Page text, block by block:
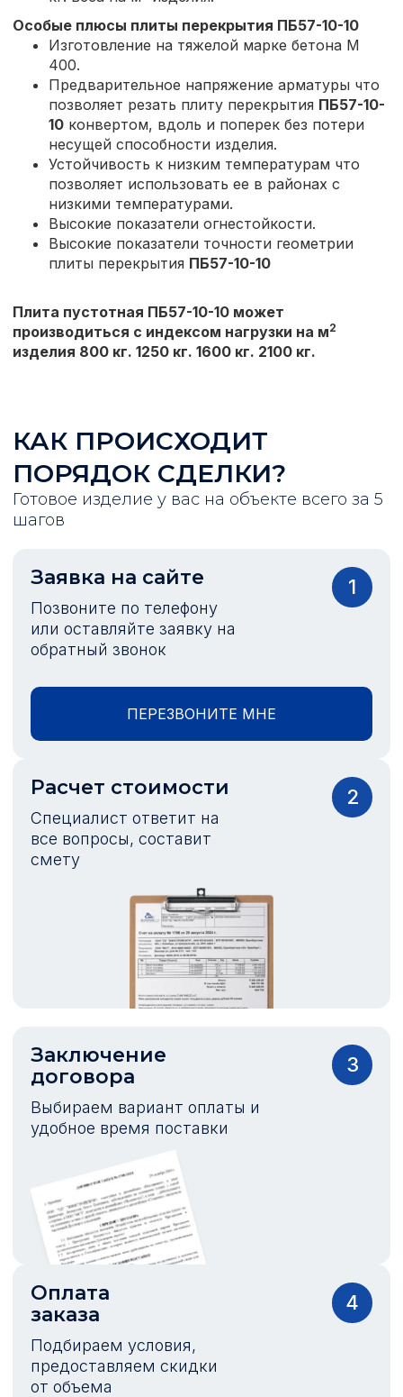
Особые плюсы плиты перекрытия ПБ57-10-10
Изготовление на тяжелой марке бетона М
400.
Предварительное напряжение арматуры что
позволяет резать плиту перекрытия ПБ57-10-
10 конвертом, вдоль и поперек без потери
несущей способности изделия.
Устойчивость к низким температурам что
позволяет использовать ее в районах с
низкими температурами.
Высокие показатели огнестойкости.
Высокие показатели точности геометрии
плиты перекрытия ПБ57-10-10
Плита пустотная ПБ57-10-10 может
производиться с индексом нагрузки на м2
изделия 800 кг. 1250 кг. 1600 кг. 2100 кг.
КАК ПРОИСХОДИТ
ПОРЯДОК СДЕЛКИ?
Готовое изделие у вас на объекте всего за 5
шагов
Заявка на сайте
Позвоните по телефону
или оставляйте заявку на
обратный звонок
1
ПЕРЕЗВОНИТЕ МНЕ
Расчет стоимости
Специалист ответит на
все вопросы, составит
смету
2
Заключение
договора
Выбираем вариант оплаты и
удобное время поставки
3
Оплата
заказа
Подбираем условия,
предоставляем скидки
от объема
4